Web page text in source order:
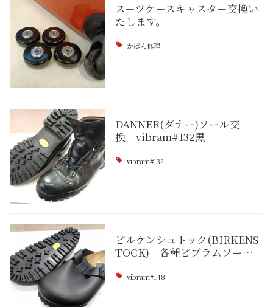
スーツケースキャスター交換い
たします。
かばん修理
DANNER(ダナー)ソール交
換 vibram#132黒
vibram#132
ビルケンシュトック(BIRKENS
TOCK) 各種ビブラムソー…
vibram#148